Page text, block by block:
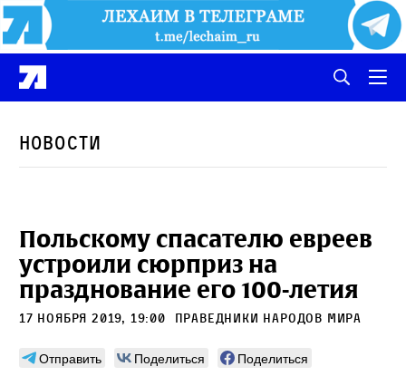
Новости
Польскому спасателю евреев
устроили сюрприз на
празднование его 100-летия
17 ноября 2019, 19:00 Праведники народов мира
Отправить Поделиться
Поделиться